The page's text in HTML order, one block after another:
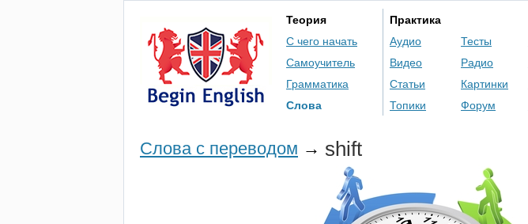
Теория
С чего начать
Самоучитель
Грамматика
Слова
Практика
Аудио
Видео
Статьи
Топики
Тесты
Радио
Картинки
Форум
Слова с переводом → shift